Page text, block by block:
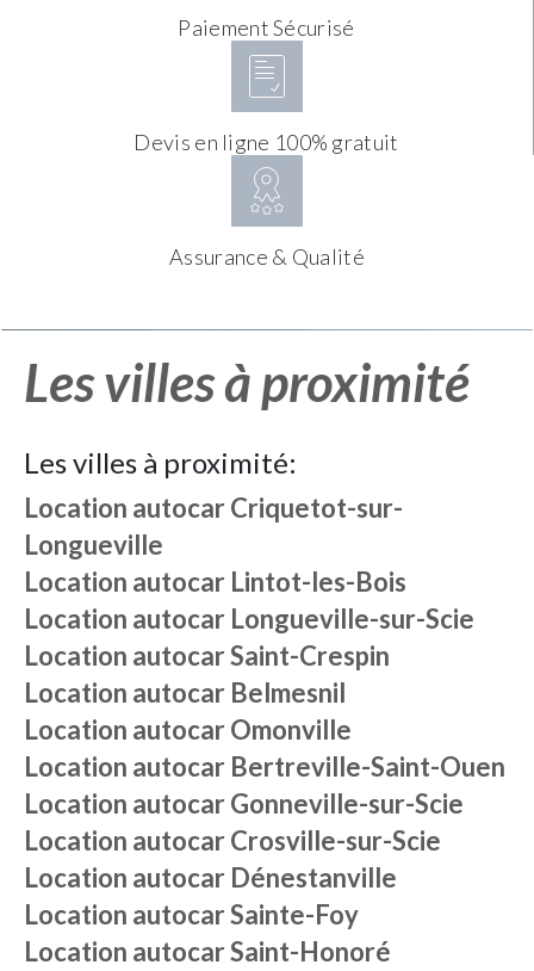
Paiement Sécurisé
Devis en ligne 100% gratuit
Assurance & Qualité
Les villes à proximité
Les villes à proximité:
Location autocarCriquetot-sur-
Longueville
Location autocar Lintot-les-Bois
Location autocar Longueville-sur-Scie
Location autocarSaint-Crespin
Location autocar Belmesnil
Location autocarOmonville
Location autocar Bertreville-Saint-Ouen
Location autocarGonneville-sur-Scie
Location autocarCrosville-sur-Scie
Location autocar Dénestanville
Location autocarSainte-Foy
Location autocarSaint-Honoré